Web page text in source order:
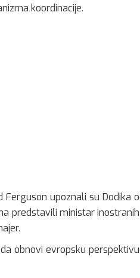
koordinacije.
Ferguson upoznali su Dodika o
predstavili ministar inostranih
obnovi evropsku perspektivu